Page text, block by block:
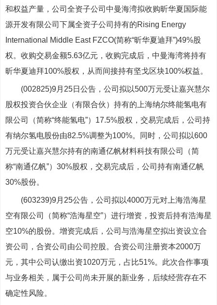
和权益产量，公司全资子公司中曼海湾拟收购昕华夏国际能
源开发有限公司下属全资子公司持有的Rising Energy
International Middle East FZCO(简称“昕华夏迪拜”)49%股
权。收购交易金额5.63亿元，收购完成后，中曼海湾将持有
昕华夏迪拜100%股权，从而间接持有坚戈区块100%权益。
(002825)9月25日公告，公司拟以500万元受让嘉兴慧尔
股权投资合伙企业（有限合伙）持有的上海纳尔终能氢电有
限公司（简称“终能氢电”）17.5%股权，交易完成后，公司持
有纳尔氢电股份由82.5%调整为100%。同时，公司拟以600
万元受让嘉兴慧尔持有的南通亿帆材料科技有限公司（简
称“南通亿帆”）30%股权，交易完成后，公司持有南通亿帆
30%股份。
(603239)9月25公告，公司拟以4000万元对上海浩海星
空有限公司（简称“浩海星空”）进行增资，投资后持有浩海星
空10%的股份。增资完成后，公司与浩海星空拟出资设立合
资公司，合资公司由公司控股。合资公司注册资本2000万
元，其中公司认缴出资1020万元，占比51%。此次合作事项
与业务相关，属于公司尚未开展的新业务，后续经营存在不
确定性风险。